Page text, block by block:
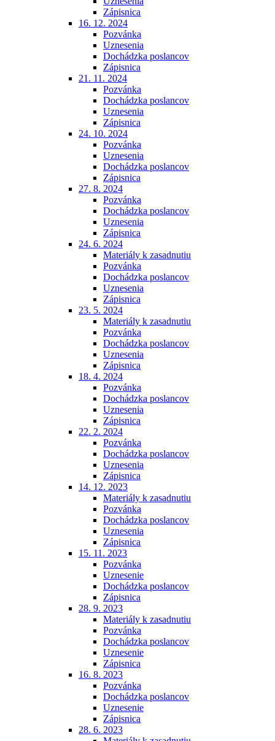
Zápisnica
16. 12. 2024
Pozvánka
Uznesenia
Dochádzka poslancov
Zápisnica
21. 11. 2024
Pozvánka
Dochádzka poslancov
Uznesenia
Zápisnica
24. 10. 2024
Pozvánka
Uznesenia
Dochádzka poslancov
Zápisnica
27. 8. 2024
Pozvánka
Dochádzka poslancov
Uznesenia
Zápisnica
24. 6. 2024
Materiály k zasadnutiu
Pozvánka
Dochádzka poslancov
Uznesenia
Zápisnica
23. 5. 2024
Materiály k zasadnutiu
Pozvánka
Dochádzka poslancov
Uznesenia
Zápisnica
18. 4. 2024
Pozvánka
Dochádzka poslancov
Uznesenia
Zápisnica
22. 2. 2024
Pozvánka
Dochádzka poslancov
Uznesenia
Zápisnica
14. 12. 2023
Materiály k zasadnutiu
Pozvánka
Dochádzka poslancov
Uznesenia
Zápisnica
15. 11. 2023
Pozvánka
Uznesenie
Dochádzka poslancov
Zápisnica
28. 9. 2023
Materiály k zasadnutiu
Pozvánka
Dochádzka poslancov
Uznesenie
Zápisnica
16. 8. 2023
Pozvánka
Dochádzka poslancov
Uznesenie
Zápisnica
28. 6. 2023